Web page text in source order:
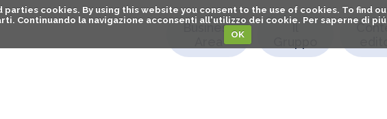
cookies. By using this website you consent to the use of cookies. To find
Continuando la navigazione acconsenti all'utilizzo dei cookie. Per saperne di
OK
Business
Il